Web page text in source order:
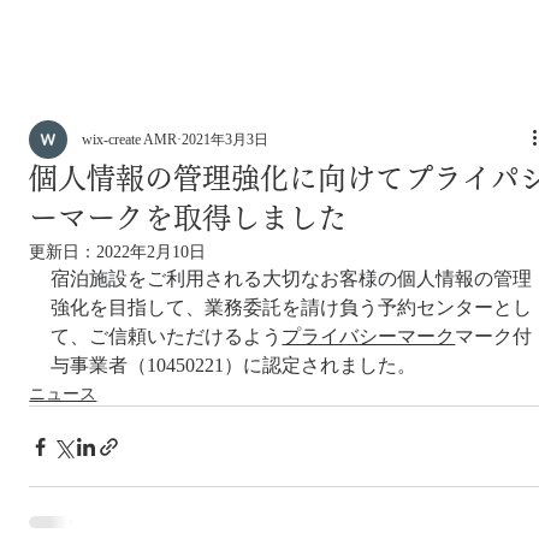
個人情報の管理強化に向けてプライパ
ーマークを取得しました
wix-create AMR 2021年3月3日
更新日： 2022年2月10日
宿泊施設をご利用される大切なお客様の個人情報の管理
強化を目指して、業務委託を請け負う予約センターとし
て、ご信頼いただけるよう プライバシーマーク マーク付
与事業者（10450221）に認定されました。
ニュース